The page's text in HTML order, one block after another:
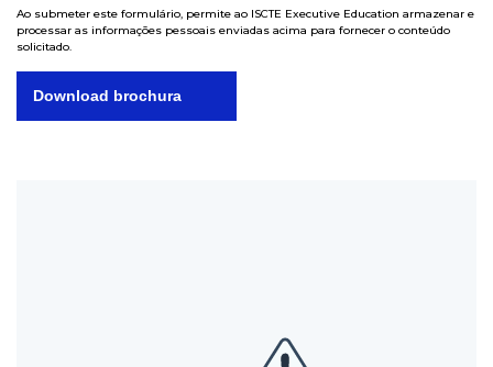
Ao submeter este formulário, permite ao ISCTE Executive Education armazenar e
processar as informações pessoais enviadas acima para fornecer o conteúdo
solicitado.